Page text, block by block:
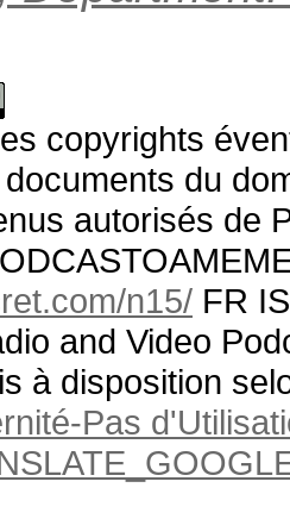
copyrights
du
autorisés de
n15/ FR
and Video
à disposition
Pas